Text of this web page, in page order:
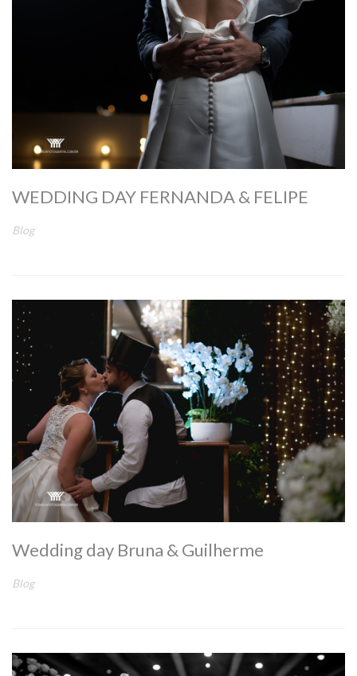
WEDDING DAY FERNANDA & FELIPE
Blog
Wedding day Bruna & Guilherme
Blog